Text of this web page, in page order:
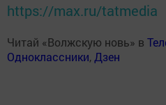
https://max.ru/tatmedia
Читай «Волжскую новь» в
Одноклассники, Дзен